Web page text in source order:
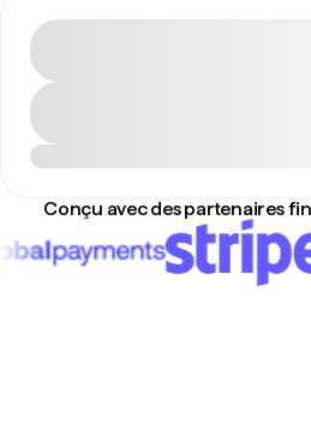
Conçu avec des partenaires